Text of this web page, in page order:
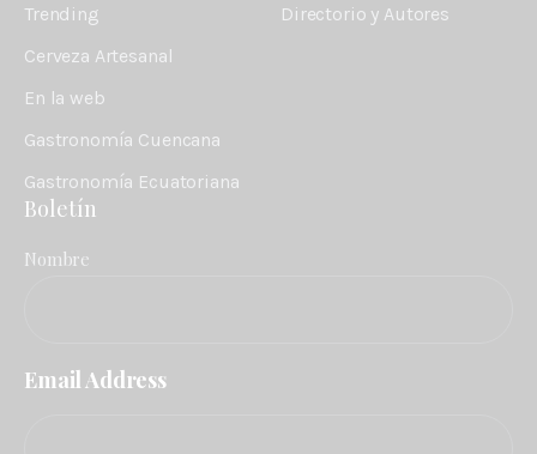
Trending
Cerveza Artesanal
En la web
Gastronomía Cuencana
Gastronomía Ecuatoriana
Directorio y Autores
Boletín
Nombre
Email Address